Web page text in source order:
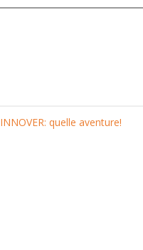
INNOVER: quelle aventure!